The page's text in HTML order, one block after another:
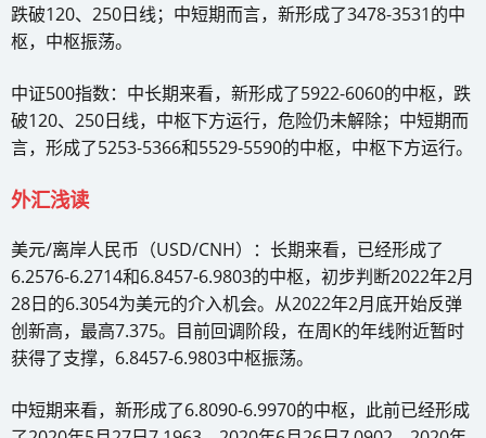
跌破120、250日线；中短期而言，新形成了3478-3531的中
枢，中枢振荡。
中证500指数：中长期来看，新形成了5922-6060的中枢，跌
破120、250日线，中枢下方运行，危险仍未解除；中短期而
言，形成了5253-5366和5529-5590的中枢，中枢下方运行。
外汇浅读
美元/离岸人民币（USD/CNH）：长期来看，已经形成了
6.2576-6.2714和6.8457-6.9803的中枢，初步判断2022年2月
28日的6.3054为美元的介入机会。从2022年2月底开始反弹
创新高，最高7.375。目前回调阶段，在周K的年线附近暂时
获得了支撑，6.8457-6.9803中枢振荡。
中短期来看，新形成了6.8090-6.9970的中枢，此前已经形成